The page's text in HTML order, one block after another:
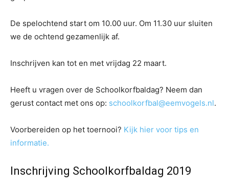
De spelochtend start om 10.00 uur. Om 11.30 uur sluiten
we de ochtend gezamenlijk af.
Inschrijven kan tot en met vrijdag 22 maart.
Heeft u vragen over de Schoolkorfbaldag? Neem dan
gerust contact met ons op: schoolkorfbal@eemvogels.nl.
Voorbereiden op het toernooi? Kijk hier voor tips en
informatie.
Inschrijving Schoolkorfbaldag 2019